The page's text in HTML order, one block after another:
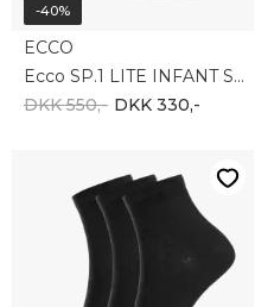
-40%
ECCO
Ecco SP.1 LITE INFANT SANDAL S 725121-52574
DKK 550,- DKK 330,-